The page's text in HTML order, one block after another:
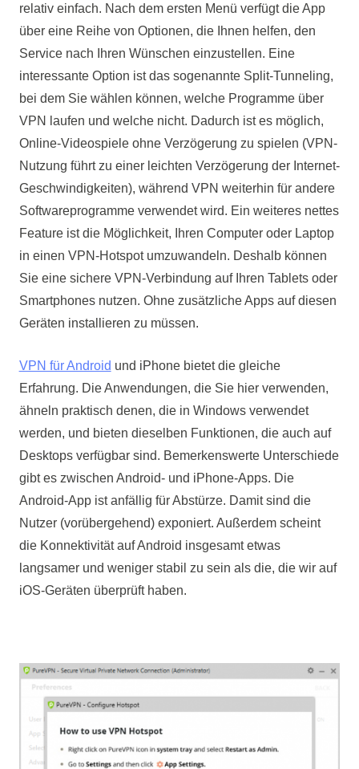
relativ einfach. Nach dem ersten Menü verfügt die App
über eine Reihe von Optionen, die Ihnen helfen, den
Service nach Ihren Wünschen einzustellen. Eine
interessante Option ist das sogenannte Split-Tunneling,
bei dem Sie wählen können, welche Programme über
VPN laufen und welche nicht. Dadurch ist es möglich,
Online-Videospiele ohne Verzögerung zu spielen (VPN-
Nutzung führt zu einer leichten Verzögerung der Internet-
Geschwindigkeiten), während VPN weiterhin für andere
Softwareprogramme verwendet wird. Ein weiteres nettes
Feature ist die Möglichkeit, Ihren Computer oder Laptop
in einen VPN-Hotspot umzuwandeln. Deshalb können
Sie eine sichere VPN-Verbindung auf Ihren Tablets oder
Smartphones nutzen. Ohne zusätzliche Apps auf diesen
Geräten installieren zu müssen.
VPN für Android und iPhone bietet die gleiche
Erfahrung. Die Anwendungen, die Sie hier verwenden,
ähneln praktisch denen, die in Windows verwendet
werden, und bieten dieselben Funktionen, die auch auf
Desktops verfügbar sind. Bemerkenswerte Unterschiede
gibt es zwischen Android- und iPhone-Apps. Die
Android-App ist anfällig für Abstürze. Damit sind die
Nutzer (vorübergehend) exponiert. Außerdem scheint
die Konnektivität auf Android insgesamt etwas
langsamer und weniger stabil zu sein als die, die wir auf
iOS-Geräten überprüft haben.